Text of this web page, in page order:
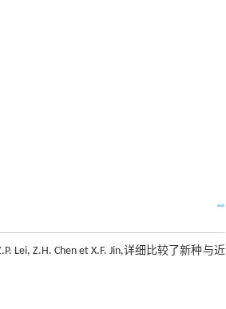
Lei, Z.H. Chen et X.F. Jin,详细比较了新种与近